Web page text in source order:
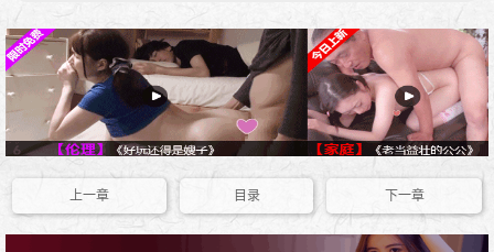
上一章 目录 下一章